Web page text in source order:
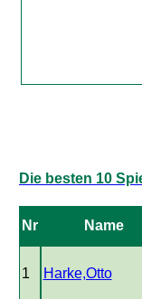
Die besten 10
Nr Name
1 Harke,Otto